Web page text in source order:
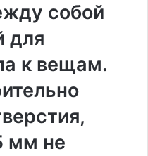
собой
для
к вещам.
мм не